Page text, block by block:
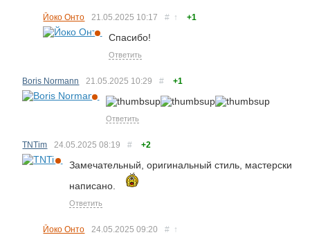
Йоко Онто 21.05.2025 10:17 # ↑ +1
Спасибо!
Ответить
Boris Normann 21.05.2025 10:29 # +1
Ответить
TNTim 24.05.2025 08:19 # +2
Замечательный, оригинальный стиль, мастерски
написано.
Ответить
Йоко Онто 24.05.2025 09:20 # ↑